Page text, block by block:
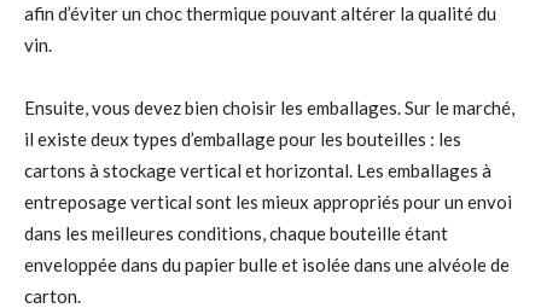
afin d’éviter un choc thermique pouvant altérer la qualité du
vin.
Ensuite, vous devez bien choisir les emballages. Sur le marché,
il existe deux types d’emballage pour les bouteilles : les
cartons à stockage vertical et horizontal. Les emballages à
entreposage vertical sont les mieux appropriés pour un envoi
dans les meilleures conditions, chaque bouteille étant
enveloppée dans du papier bulle et isolée dans une alvéole de
carton.